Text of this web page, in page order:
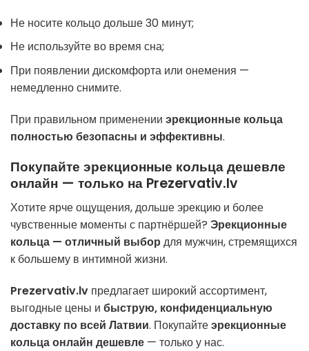
Не носите кольцо дольше 30 минут;
Не используйте во время сна;
При появлении дискомфорта или онемения —
немедленно снимите.
При правильном применении эрекционные кольца
полностью безопасны и эффективны.
Покупайте эрекционные кольца дешевле
онлайн — только на Prezervativ.lv
Хотите ярче ощущения, дольше эрекцию и более
чувственные моменты с партнёршей? Эрекционные
кольца — отличный выбор для мужчин, стремящихся
к большему в интимной жизни.
Prezervativ.lv предлагает широкий ассортимент,
выгодные цены и быструю, конфиденциальную
доставку по всей Латвии. Покупайтеэрекционные
кольца онлайн дешевле — только у нас.